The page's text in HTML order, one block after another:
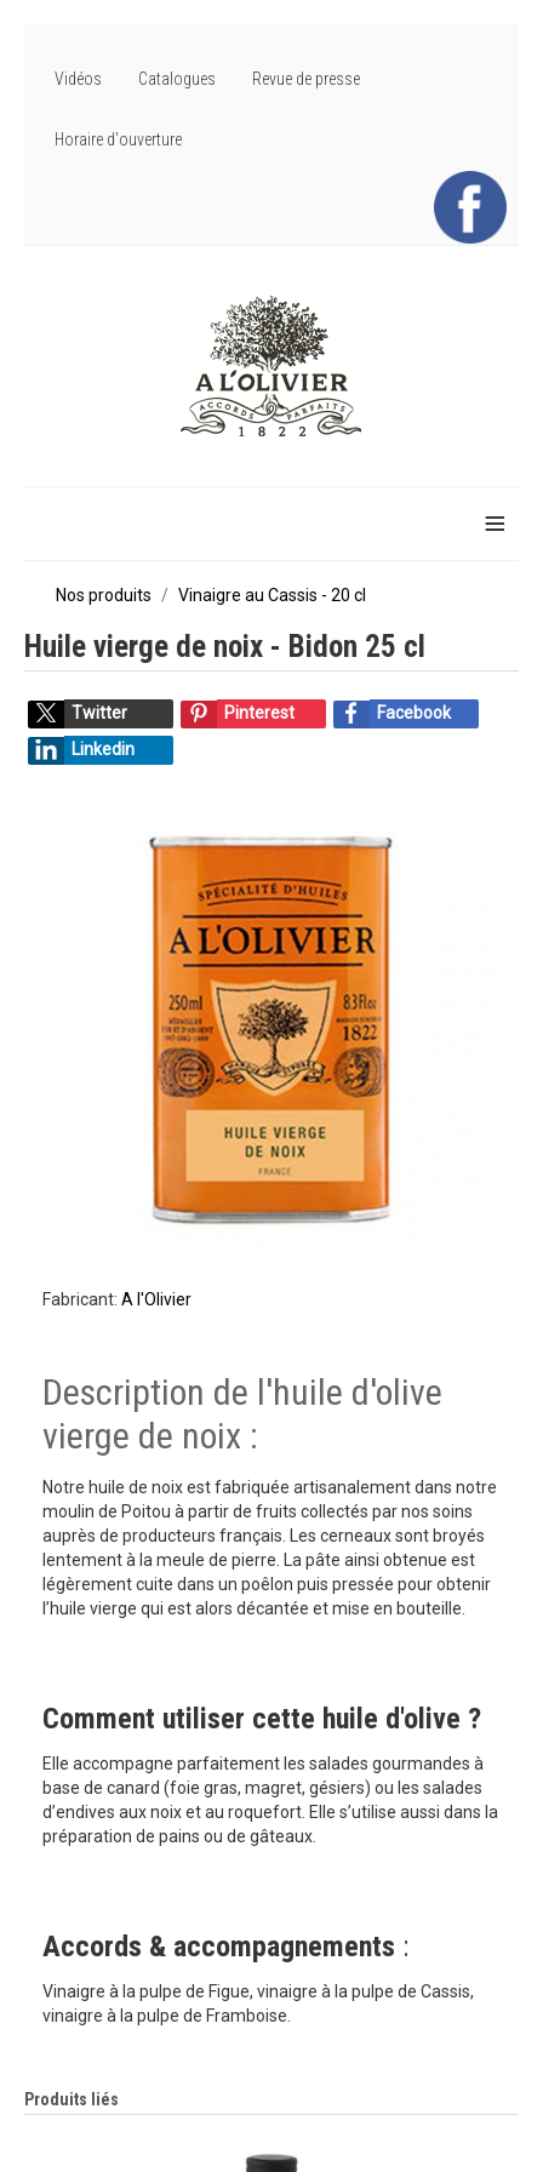
Vidéos Catalogues Revue de presse
Horaire d'ouverture
≡
Nos produits Vinaigre au Cassis - 20 cl
Huile vierge de noix - Bidon 25 cl
Twitter Pinterest
Facebook
Linkedin
Fabricant: A l'Olivier
Description de l'huile d'olive
vierge de noix :
Notre huile de noix est fabriquée artisanalement dans notre
moulin de Poitou à partir de fruits collectés par nos soins
auprès de producteurs français. Les cerneaux sont broyés
lentement à la meule de pierre. La pâte ainsi obtenue est
légèrement cuite dans un poêlon puis pressée pour obtenir
l’huile vierge qui est alors décantée et mise en bouteille.
Comment utiliser cette huile d'olive ?
Elle accompagne parfaitement les salades gourmandes à
base de canard (foie gras, magret, gésiers) ou les salades
d’endives aux noix et au roquefort. Elle s’utilise aussi dans la
préparation de pains ou de gâteaux.
Accords & accompagnements :
Vinaigre à la pulpe de Figue, vinaigre à la pulpe de Cassis,
vinaigre à la pulpe de Framboise.
Produits liés